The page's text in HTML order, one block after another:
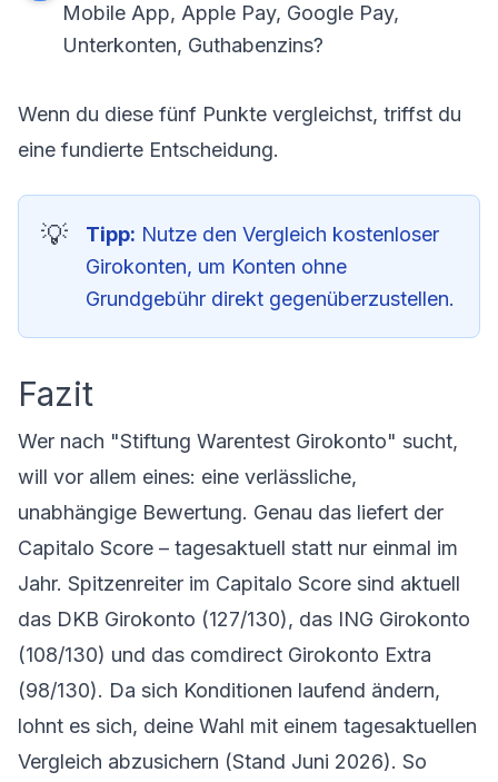
Mobile App, Apple Pay, Google Pay,
Unterkonten, Guthabenzins?
Wenn du diese fünf Punkte vergleichst, triffst du
eine fundierte Entscheidung.
Tipp: Nutze den Vergleich kostenloser
Girokonten, um Konten ohne
Grundgebühr direkt gegenüberzustellen.
Fazit
Wer nach "Stiftung Warentest Girokonto" sucht,
will vor allem eines: eine verlässliche,
unabhängige Bewertung. Genau das liefert der
Capitalo Score – tagesaktuell statt nur einmal im
Jahr. Spitzenreiter im Capitalo Score sind aktuell
das DKB Girokonto (127/130), das ING Girokonto
(108/130) und das comdirect Girokonto Extra
(98/130). Da sich Konditionen laufend ändern,
lohnt es sich, deine Wahl mit einem tagesaktuellen
Vergleich abzusichern (Stand Juni 2026). So